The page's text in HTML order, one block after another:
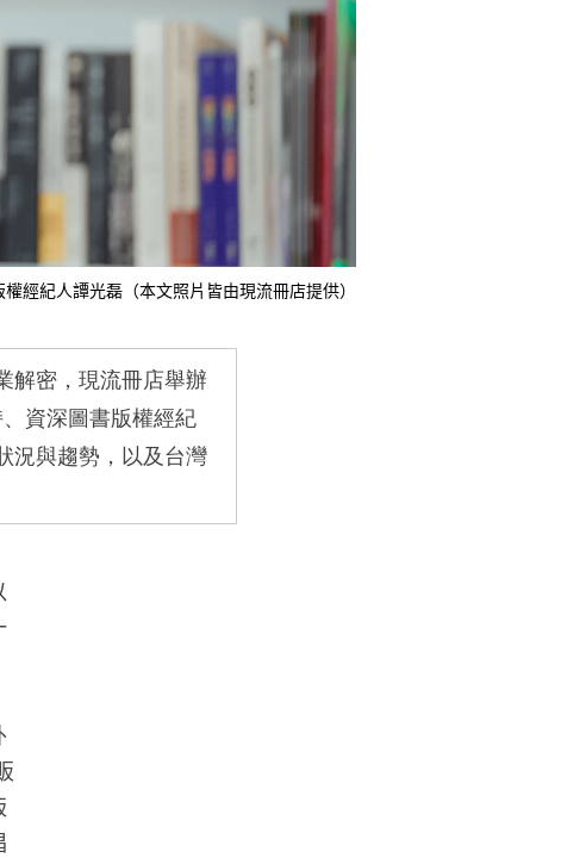
經紀人譚光磊（本文照片皆由現流冊店提供）
解密，現流冊店舉辦
資深圖書版權經紀
況與趨勢，以及台灣